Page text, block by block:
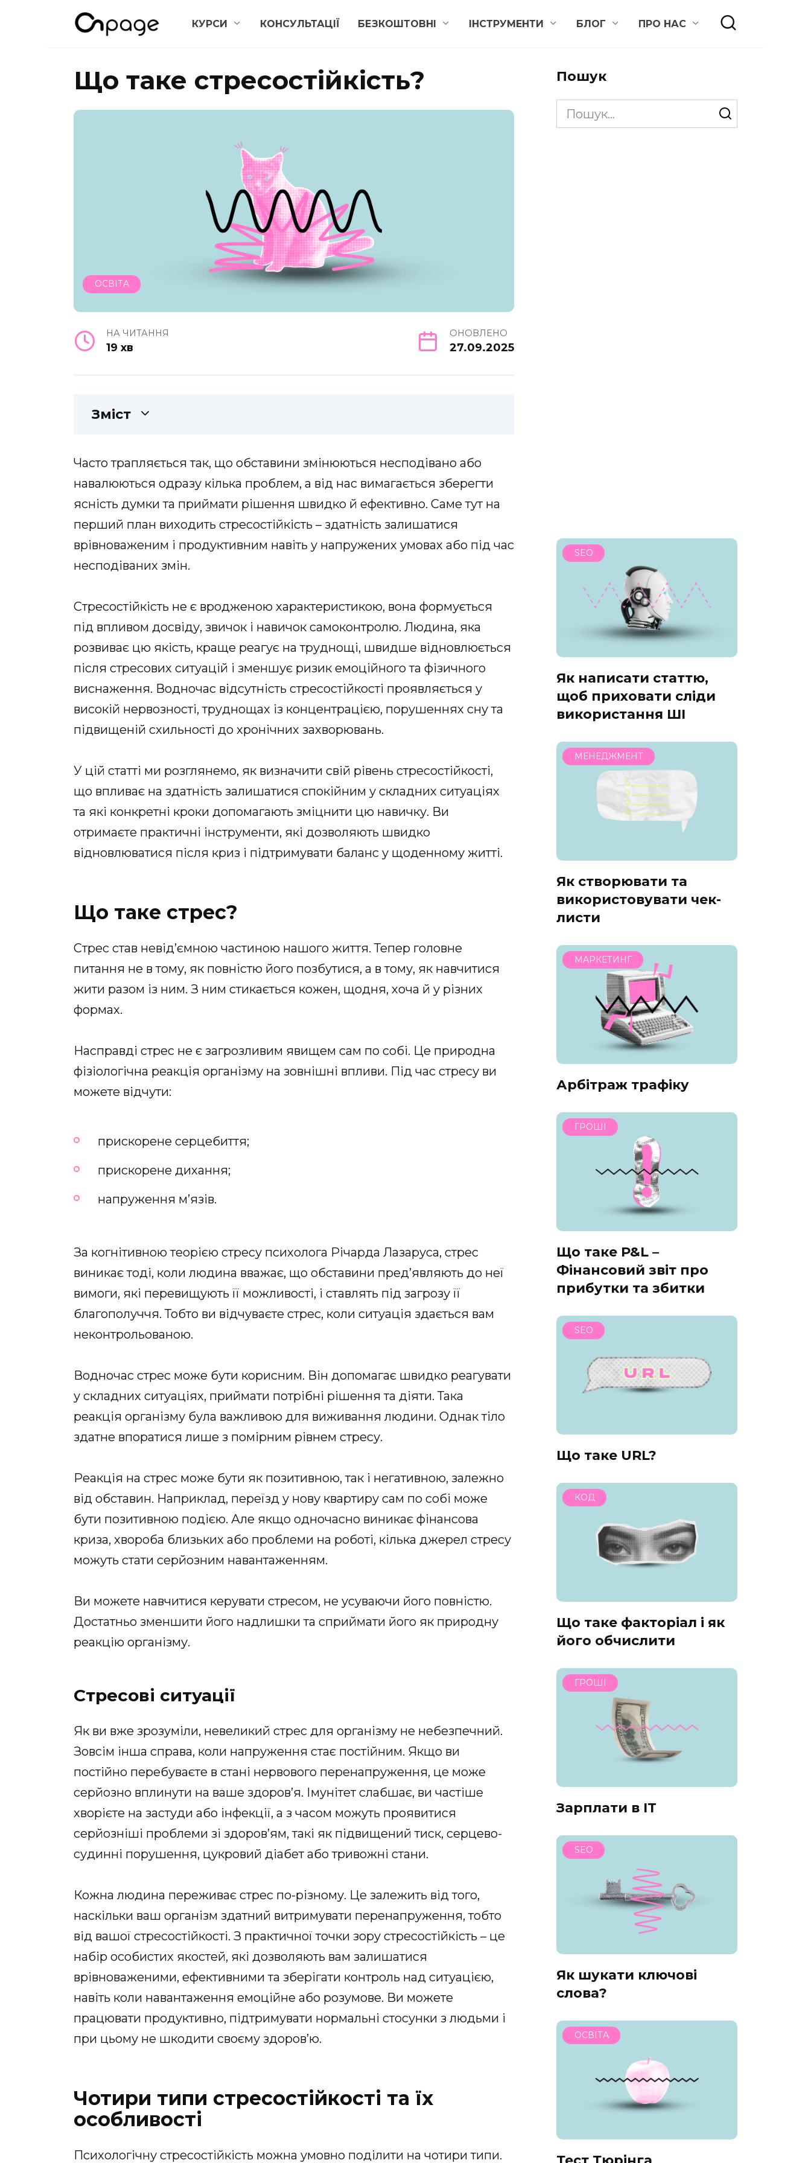
КУРСИ КОНСУЛЬТАЦІЇ БЕЗКОШТОВНІ ІНСТРУМЕНТИ БЛОГ ПРО НАС
Що таке стресостійкість?
ОСВІТА
НА ЧИТАННЯ
19 хв
ОНОВЛЕНО
27.09.2025
Зміст
Часто трапляється так, що обставини змінюються несподівано або
навалюються одразу кілька проблем, а від нас вимагається зберегти
ясність думки та приймати рішення швидко й ефективно. Саме тут на
перший план виходить стресостійкість – здатність залишатися
врівноваженим і продуктивним навіть у напружених умовах або під час
несподіваних змін.
Стресостійкість не є вродженою характеристикою, вона формується
під впливом досвіду, звичок і навичок самоконтролю. Людина, яка
розвиває цю якість, краще реагує на труднощі, швидше відновлюється
після стресових ситуацій і зменшує ризик емоційного та фізичного
виснаження. Водночас відсутність стресостійкості проявляється у
високій нервозності, труднощах із концентрацією, порушеннях сну та
підвищеній схильності до хронічних захворювань.
У цій статті ми розглянемо, як визначити свій рівень стресостійкості,
що впливає на здатність залишатися спокійним у складних ситуаціях
та які конкретні кроки допомагають зміцнити цю навичку. Ви
отримаєте практичні інструменти, які дозволяють швидко
відновлюватися після криз і підтримувати баланс у щоденному житті.
Що таке стрес?
Стрес став невід’ємною частиною нашого життя. Тепер головне
питання не в тому, як повністю його позбутися, а в тому, як навчитися
жити разом із ним. З ним стикається кожен, щодня, хоча й у різних
формах.
Насправді стрес не є загрозливим явищем сам по собі. Це природна
фізіологічна реакція організму на зовнішні впливи. Під час стресу ви
можете відчути:
прискорене серцебиття;
прискорене дихання;
напруження м’язів.
За когнітивною теорією стресу психолога Річарда Лазаруса, стрес
виникає тоді, коли людина вважає, що обставини пред’являють до неї
вимоги, які перевищують її можливості, і ставлять під загрозу її
благополуччя. Тобто ви відчуваєте стрес, коли ситуація здається вам
неконтрольованою.
Водночас стрес може бути корисним. Він допомагає швидко реагувати
у складних ситуаціях, приймати потрібні рішення та діяти. Така
реакція організму була важливою для виживання людини. Однак тіло
здатне впоратися лише з помірним рівнем стресу.
Реакція на стрес може бути як позитивною, так і негативною, залежно
від обставин. Наприклад, переїзд у нову квартиру сам по собі може
бути позитивною подією. Але якщо одночасно виникає фінансова
криза, хвороба близьких або проблеми на роботі, кілька джерел стресу
можуть стати серйозним навантаженням.
Ви можете навчитися керувати стресом, не усуваючи його повністю.
Достатньо зменшити його надлишки та сприймати його як природну
реакцію організму.
Стресові ситуації
Як ви вже зрозуміли, невеликий стрес для організму не небезпечний.
Зовсім інша справа, коли напруження стає постійним. Якщо ви
постійно перебуваєте в стані нервового перенапруження, це може
серйозно вплинути на ваше здоров’я. Імунітет слабшає, ви частіше
хворієте на застуди або інфекції, а з часом можуть проявитися
серйозніші проблеми зі здоров’ям, такі як підвищений тиск, серцево-
судинні порушення, цукровий діабет або тривожні стани.
Кожна людина переживає стрес по-різному. Це залежить від того,
наскільки ваш організм здатний витримувати перенапруження, тобто
від вашої стресостійкості. З практичної точки зору стресостійкість – це
набір особистих якостей, які дозволяють вам залишатися
врівноваженими, ефективними та зберігати контроль над ситуацією,
навіть коли навантаження емоційне або розумове. Ви можете
працювати продуктивно, підтримувати нормальні стосунки з людьми і
при цьому не шкодити своєму здоров’ю.
Чотири типи стресостійкості та їх
особливості
Психологічну стресостійкість можна умовно поділити на чотири типи.
Пошук
Search
for:
SEO
Як написати статтю,
щоб приховати сліди
використання ШІ
МЕНЕДЖМЕНТ
Як створювати та
використовувати чек-
листи
МАРКЕТИНГ
Арбітраж трафіку
ГРОШІ
Що таке P&L –
Фінансовий звіт про
прибутки та збитки
SEO
Що таке URL?
КОД
Що таке факторіал і як
його обчислити
ГРОШІ
Зарплати в IT
SEO
Як шукати ключові
слова?
ОСВІТА